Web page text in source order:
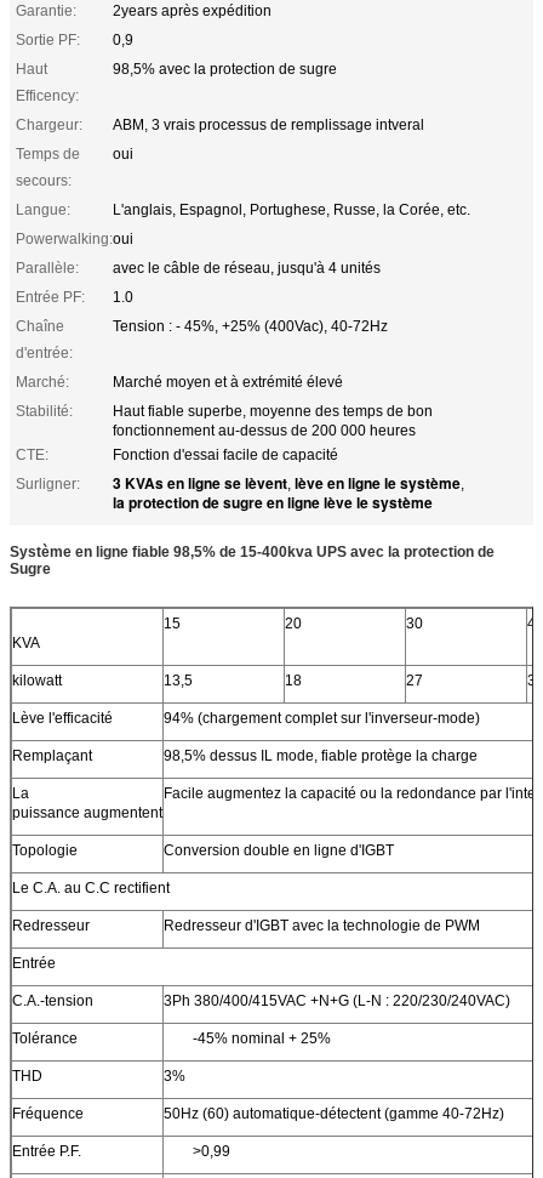
Garantie:
2years après expédition
Sortie PF:
0,9
Haut
Efficency:
98,5% avec la protection de sugre
Chargeur:
ABM, 3 vrais processus de remplissage intveral
Temps de
secours:
oui
Langue:
L'anglais, Espagnol, Portughese, Russe, la Corée, etc.
Powerwalking:oui
Parallèle:
avec le câble de réseau, jusqu'à 4 unités
Entrée PF:
1.0
Chaîne
d'entrée:
Tension : - 45%, +25% (400Vac), 40-72Hz
Marché:
Marché moyen et à extrémité élevé
Stabilité:
Haut fiable superbe, moyenne des temps de bon
fonctionnement au-dessus de 200 000 heures
CTE:
Fonction d'essai facile de capacité
Surligner:
3 KVAs en ligne se lèvent, lève en ligne le système,
la protection de sugre en ligne lève le système
Système en ligne fiable 98,5% de 15-400kva UPS avec la protection de
Sugre
KVA
15 20 30 40
kilowatt 13,5 18 27 36
Lève l'efficacité 94% (chargement complet sur l'inverseur-mode)
Remplaçant 98,5% dessus IL mode, fiable protège la charge
La
puissance augmentent
Facile augmentez la capacité ou la redondance par
Topologie Conversion double en ligne d'IGBT
Le C.A. au C.C rectifient
Redresseur Redresseur d'IGBT avec la technologie de PWM
Entrée
C.A.-tension 3Ph 380/400/415VAC +N+G (L-N : 220/230/240VAC)
Tolérance -45% nominal + 25%
THD 3%
Fréquence 50Hz (60) automatique-détectent (gamme 40-72Hz)
Entrée P.F. >0,99